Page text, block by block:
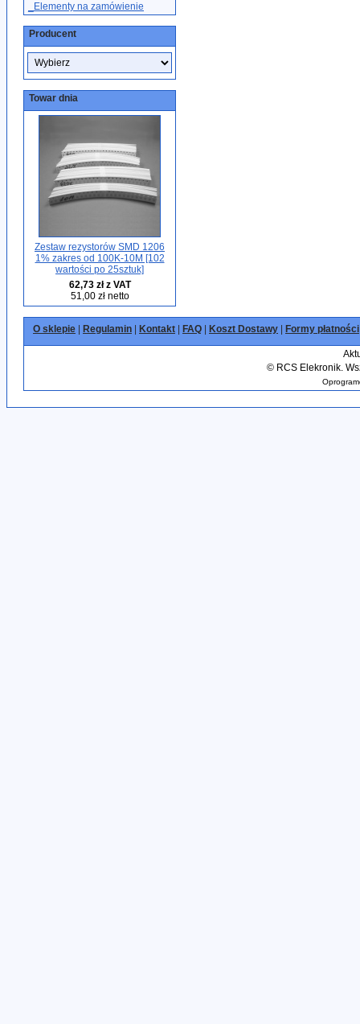
_Elementy na zamówienie
Producent
Towar dnia
Zestaw rezystorów SMD 1206
1% zakres od 100K-10M [102
wartości po 25sztuk]
62,73 zł z VAT
51,00 zł netto
O sklepie Regulamin Kontakt FAQ Koszt Dostawy Formy płatności
©RCS Elekronik.